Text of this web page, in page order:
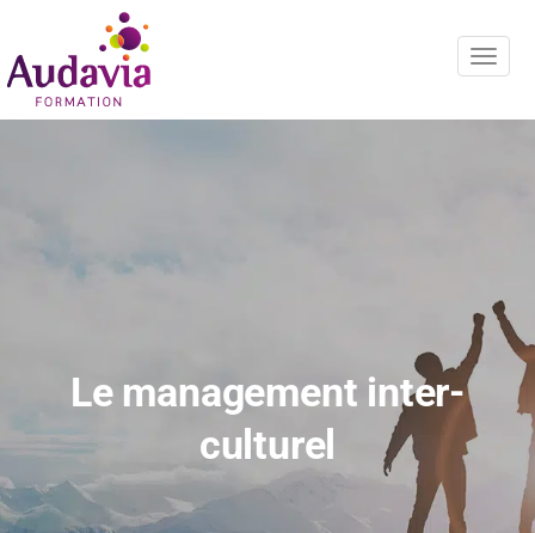
Le management inter-
culturel